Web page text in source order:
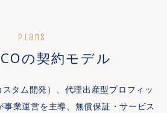
Plans
の契約モデル
タム開発）、代理出産型プロフィッ
事業運営を主導、無償保証・サービス